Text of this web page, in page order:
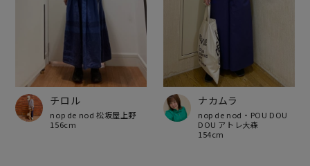
チロル
nop de nod 松坂屋上野
156cm
ナカムラ
nop de nod・POU DOU
DOU アトレ大森
154cm